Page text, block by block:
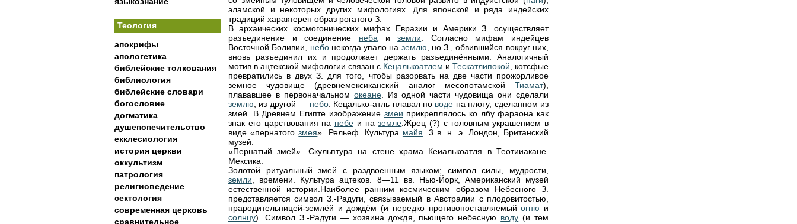
Теология
апокрифы
апологетика
библейские толкования
библиология
библейские словари
богословие
догматика
душепопечительство
екклесиология
история церкви
оккультизм
патрология
религиоведение
сектология
современная церковь
сравнительное
эламской и некоторых других мифологиях. Для японской и ряда индейских
традиций характерен образ рогатого З.
В архаических космогонических мифах Евразии и Америки З. осуществляет
разъединение и соединение неба иземли . Согласно мифам индейцев
Восточной Боливии, небонекогда упало на землю , но З., обвившийся вокруг них,
вновь разъединил их и продолжает держать разъединёнными. Аналогичный
мотив в ацтекской мифологии связан с Кецалькоатлем и Тескатлипокой , котсфые
превратились в двух З. для того, чтобы разорвать на две части прожорливое
земное чудовище (древнемексиканский аналог месопотамской Тиамат),
плававшее в первоначальном океане . Из одной части чудовища они сделали
землю , из другой — небо. Кецалько-атль плавал по воде на плоту, сделанном из
змей. В Древнем Египте изображение змеи прикреплялось ко лбу фараона как
знак его царствования на небе и наземле .Жрец (?) с головным украшением в
виде «пернатогозмея». Рельеф. Культура майя . 3 в. н. э. Лондон, Британский
музей.
«Пернатый змей». Скульптура на стене храма Кеиалькоатля в Теотииакане.
Мексика.
Золотой ритуальный змей с раздвоенным языком; символ силы, мудрости,
земли , времени. Культура ацтеков. 8—11 вв. Нью-Йорк, Американский музей
естественной истории.Наиболее ранним космическим образом Небесного З.
представляется символ З.-Радуги, связываемый в Австралии с плодовитостью,
прародительницей-землёй и дождём (и нередко противопоставляемыйогню и
солнцу). Символ З.-Радуги — хозяина дождя, пьющего небесную воду (и тем